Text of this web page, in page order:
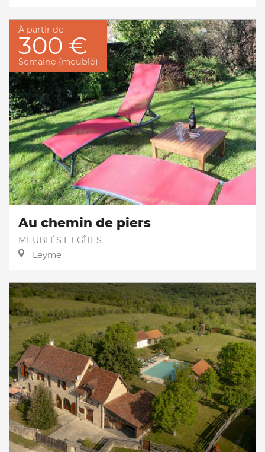
À partir de
300 €
Semaine (meublé)
Au chemin de piers
MEUBLÉS ET GÎTES
Leyme